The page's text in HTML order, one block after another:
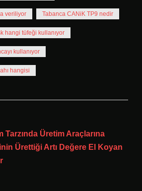
veriliyor Tabanca CANiK TP9 nedir
hangi tüfeği kullanıyor
kullanıyor
hangisi
Tarzında Üretim Araçlarına
Ürettiği Artı Değere El Koyan